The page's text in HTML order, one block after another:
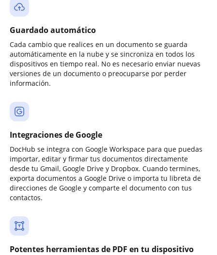
Guardado automático
Cada cambio que realices en un documento se guarda
automáticamente en la nube y se sincroniza en todos los
dispositivos en tiempo real. No es necesario enviar nuevas
versiones de un documento o preocuparse por perder
información.
Integraciones de Google
DocHub se integra con Google Workspace para que puedas
importar, editar y firmar tus documentos directamente
desde tu Gmail, Google Drive y Dropbox. Cuando termines,
exporta documentos a Google Drive o importa tu libreta de
direcciones de Google y comparte el documento con tus
contactos.
Potentes herramientas de PDF en tu dispositivo